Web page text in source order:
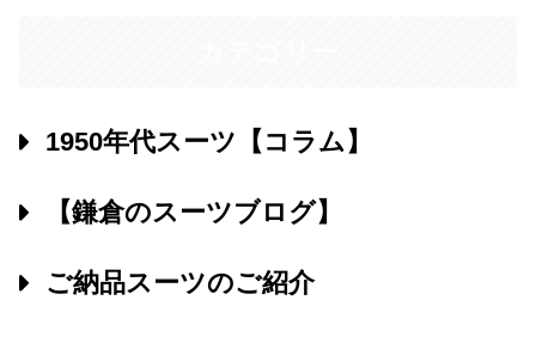
1950年代スーツ【コラム】
【鎌倉のスーツブログ】
ご納品スーツのご紹介